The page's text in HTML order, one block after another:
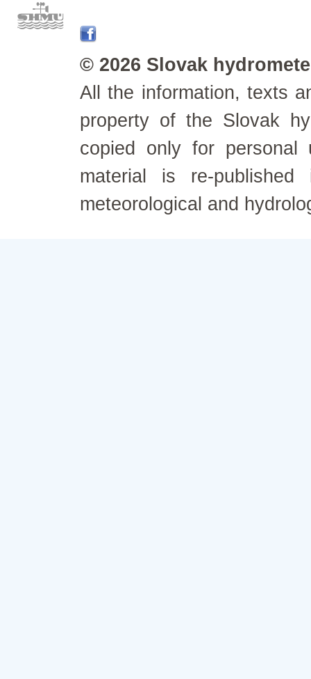
© 2026 Slovak
All the information, texts
property of the Slovak
copied only for personal
material is re-
meteorological and